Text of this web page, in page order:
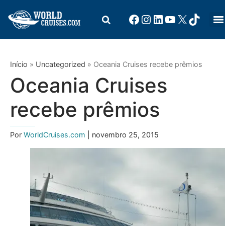
Início » Uncategorized » Oceania Cruises recebe prêmios
Oceania Cruises
recebe prêmios
Por WorldCruises.com | novembro 25, 2015